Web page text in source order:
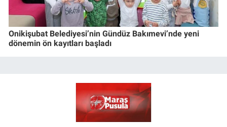
Onikişubat Belediyesi’nin Gündüz Bakımevi’nde yeni
dönemin ön kayıtları başladı